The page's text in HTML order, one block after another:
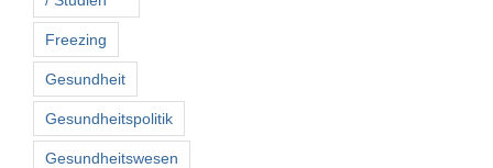
Freezing
Gesundheit
Gesundheitspolitik
Gesundheitswesen